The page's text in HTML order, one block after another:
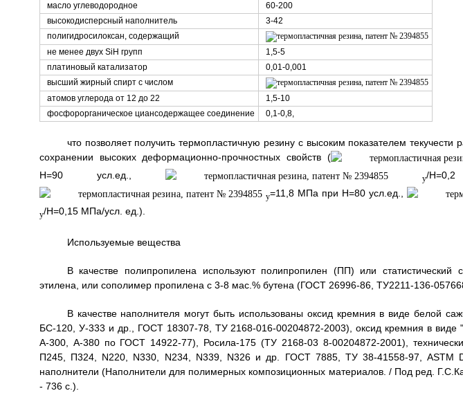
масло углеводородное
60-200
высокодисперсный наполнитель
3-42
полигидросилоксан, содержащий
не менее двух SiH групп
1,5-5
платиновый катализатор
0,01-0,001
высший жирный спирт с числом
атомов углерода от 12 до 22
1,5-10
фосфорорганическое циансодержащее соединение
0,1-0,8,
что позволяет получить термопластичную резину с высоким показателем
сохранении высоких деформационно-прочностных свойств (
Н=90 усл.ед.,
у/
у=11,8 МПа при Н=80 усл.ед.,
у/H=0,15 МПа/усл. ед.).
Используемые вещества
В качестве полипропилена используют полипропилен (ПП) или
этилена, или сополимер пропилена с 3-8 мас.% бутена (ГОСТ 26996-86, ТУ2211-136-
В качестве наполнителя могут быть использованы оксид кремния в виде белой
БС-120, У-333 и др., ГОСТ 18307-78, ТУ 2168-016-00204872-2003), оксид кремния в виде
А-300, А-380 по ГОСТ 14922-77), Росила-175 (ТУ 2168-03 8-00204872-2001),
П245, П324, N220, N330, N234, N339, N326 и др. ГОСТ 7885, ТУ 38-41558-97, ASTM
наполнители (Наполнители для полимерных композиционных материалов. / Под ред.
- 736 с.).